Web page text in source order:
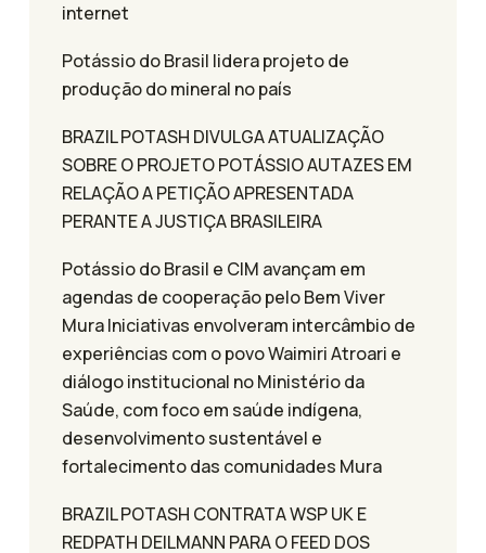
internet
Potássio do Brasil lidera projeto de
produção do mineral no país
BRAZIL POTASH DIVULGA ATUALIZAÇÃO
SOBRE O PROJETO POTÁSSIO AUTAZES EM
RELAÇÃO A PETIÇÃO APRESENTADA
PERANTE A JUSTIÇA BRASILEIRA
Potássio do Brasil e CIM avançam em
agendas de cooperação pelo Bem Viver
Mura Iniciativas envolveram intercâmbio de
experiências com o povo Waimiri Atroari e
diálogo institucional no Ministério da
Saúde, com foco em saúde indígena,
desenvolvimento sustentável e
fortalecimento das comunidades Mura
BRAZIL POTASH CONTRATA WSP UK E
REDPATH DEILMANN PARA O FEED DOS